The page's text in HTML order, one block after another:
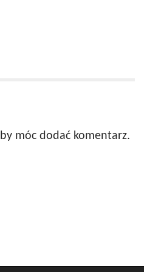
móc dodać komentarz.